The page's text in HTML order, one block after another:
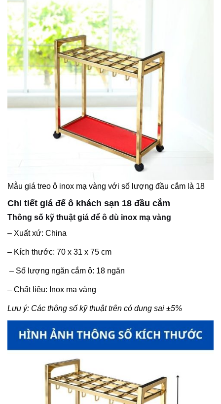
Mẫu giá treo ô inox mạ vàng với số lượng đầu cắm là 18
Chi tiết giá để ô khách sạn 18 đầu cắm
Thông số kỹ thuật giá để ô dù inox mạ vàng
– Xuất xứ: China
– Kích thước: 70 x 31 x 75 cm
– Số lượng ngăn cắm ô: 18 ngăn
– Chất liệu: Inox mạ vàng
Lưu ý: Các thông số kỹ thuật trên có dung sai ±5%